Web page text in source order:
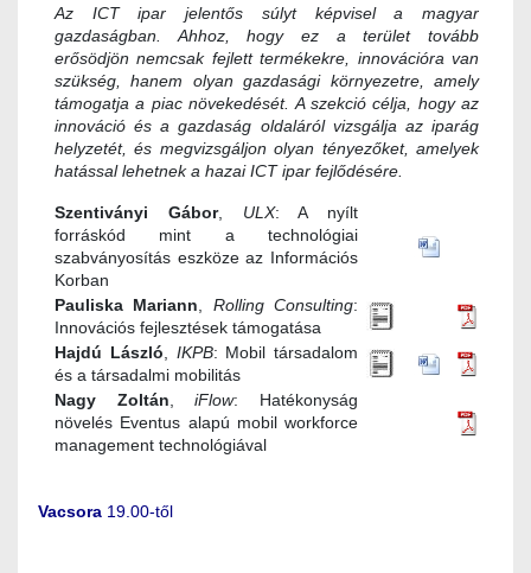
Az ICT ipar jelentős súlyt képvisel a magyar
gazdaságban. Ahhoz, hogy ez a terület tovább
erősödjön nemcsak fejlett termékekre, innovációra van
szükség, hanem olyan gazdasági környezetre, amely
támogatja a piac növekedését. A szekció célja, hogy az
innováció és a gazdaság oldaláról vizsgálja az iparág
helyzetét, és megvizsgáljon olyan tényezőket, amelyek
hatással lehetnek a hazai ICT ipar fejlődésére.
Szentiványi Gábor, ULX: A nyílt
forráskód mint a technológiai
szabványosítás eszköze az Információs
Korban
Pauliska Mariann
Rolling Consulting:
Innovációs fejlesztések támogatása
Hajdú László
IKPB: Mobil társadalom
és a társadalmi mobilitás
Nagy Zoltán ,iFlow: Hatékonyság
növelés Eventus alapú mobil workforce
management technológiával
Vacsora 19.00-től